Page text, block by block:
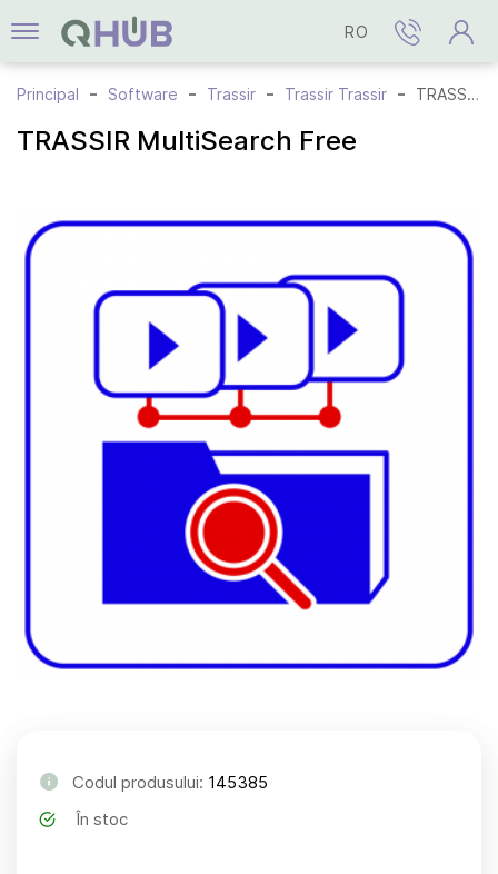
RO
Principal Software Trassir Trassir Trassir TRASSIR MultiSearch Free
TRASSIR MultiSearch Free
Codul produsului: 145385
În stoc